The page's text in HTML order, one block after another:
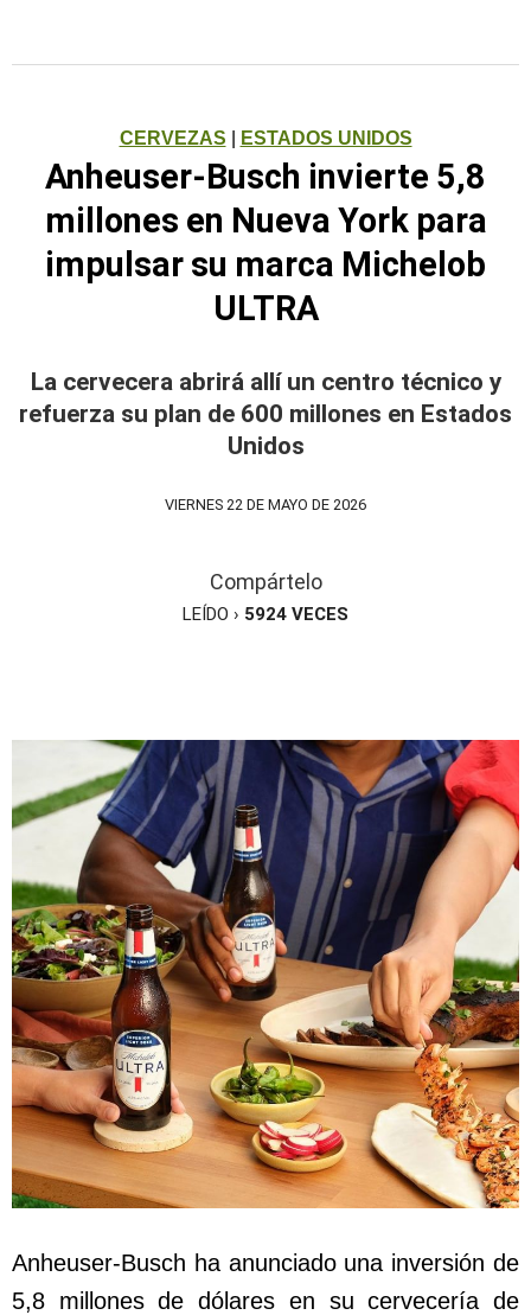
CERVEZAS ESTADOS UNIDOS
Anheuser-Busch invierte 5,8
millones en Nueva York para
impulsar su marca Michelob
ULTRA
La cervecera abrirá allí un centro técnico y
refuerza su plan de 600 millones en Estados
Unidos
VIERNES 22 DE MAYO DE 2026
Compártelo
LEÍDO › 5924 VECES
Anheuser-Busch ha anunciado una inversión de
5,8 millones de dólares en su cervecería de